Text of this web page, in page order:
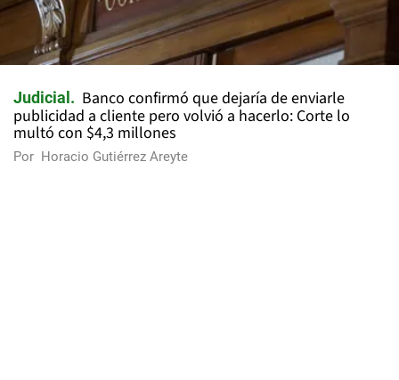
Judicial
Banco confirmó que dejaría de enviarle
publicidad a cliente pero volvió a hacerlo: Corte lo
multó con $4,3 millones
Por Horacio Gutiérrez Areyte